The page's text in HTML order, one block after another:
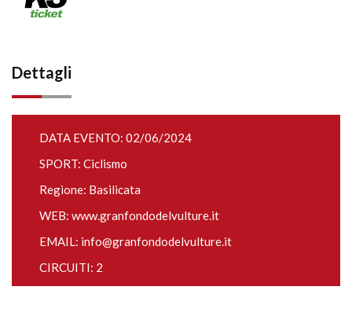
Dettagli
DATA EVENTO: 02/06/2024
SPORT: Ciclismo
Regione: Basilicata
WEB: www.granfondodelvulture.it
EMAIL: info@granfondodelvulture.it
CIRCUITI: 2